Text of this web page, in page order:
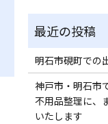
明石市硯町での
神戸市・明石市
不用品整理に、
いたします